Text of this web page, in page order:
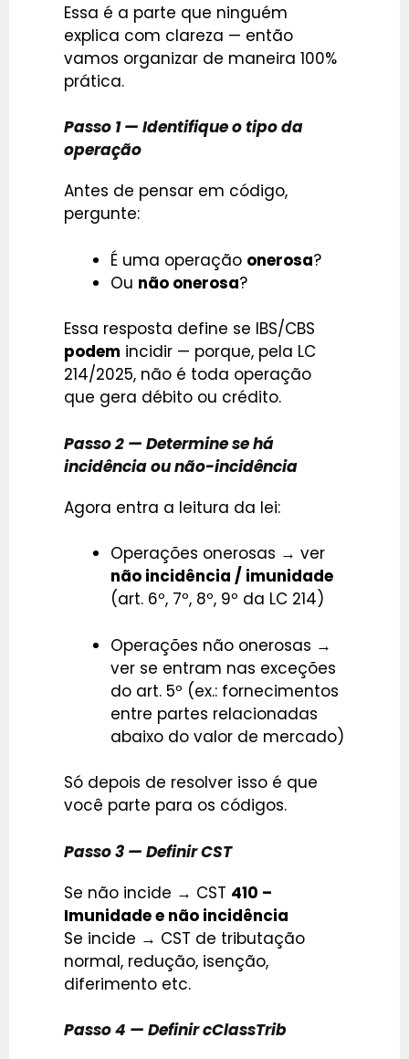
Essa é a parte que ninguém
explica com clareza — então
vamos organizar de maneira 100%
prática.
Passo 1 — Identifique o tipo da
operação
Antes de pensar em código,
pergunte:
É uma operação onerosa?
Ou não onerosa?
Essa resposta define se IBS/CBS
podem incidir — porque, pela LC
214/2025, não é toda operação
que gera débito ou crédito.
Passo 2 — Determine se há
incidência ou não-incidência
Agora entra a leitura da lei:
Operações onerosas → ver
não incidência / imunidade
(art. 6º, 7º, 8º, 9º da LC 214)
Operações não onerosas →
ver se entram nas exceções
do art. 5º (ex.: fornecimentos
entre partes relacionadas
abaixo do valor de mercado)
Só depois de resolver isso é que
você parte para os códigos.
Passo 3 — Definir CST
Se não incide → CST 410 –
Imunidade e não incidência
Se incide → CST de tributação
normal, redução, isenção,
diferimento etc.
Passo 4 — Definir cClassTrib